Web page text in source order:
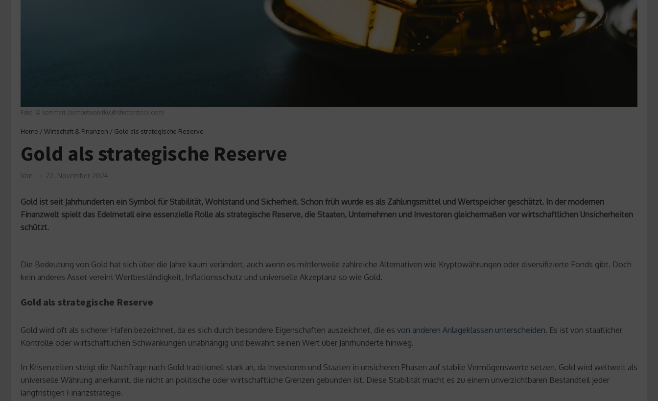
Foto: © sommart (sombutwanitkul@shutterstock.com)
Home / Wirtschaft & Finanzen / Gold als strategische Reserve
Gold als strategische Reserve
Von - 22. November 2024
Gold ist seit Jahrhunderten ein Symbol für Stabilität, Wohlstand und Sicherheit. Schon früh wurde es als Zahlungsmittel und Wertspeicher geschätzt. In der modernen
Finanzwelt spielt das Edelmetall eine essenzielle Rolle als strategische Reserve, die Staaten, Unternehmen und Investoren gleichermaßen vor wirtschaftlichen Unsicherheiten
schützt.
Die Bedeutung von Gold hat sich über die Jahre kaum verändert, auch wenn es mittlerweile zahlreiche Alternativen wie Kryptowährungen oder diversifizierte Fonds gibt. Doch
kein anderes Asset vereint Wertbeständigkeit, Inflationsschutz und universelle Akzeptanz so wie Gold.
Gold als strategische Reserve
Gold wird oft als sicherer Hafen bezeichnet, da es sich durch besondere Eigenschaften auszeichnet, die es von anderen Anlageklassen unterscheiden. Es ist von staatlicher
Kontrolle oder wirtschaftlichen Schwankungen unabhängig und bewahrt seinen Wert über Jahrhunderte hinweg.
In Krisenzeiten steigt die Nachfrage nach Gold traditionell stark an, da Investoren und Staaten in unsicheren Phasen auf stabile Vermögenswerte setzen. Gold wird weltweit als
universelle Währung anerkannt, die nicht an politische oder wirtschaftliche Grenzen gebunden ist. Diese Stabilität macht es zu einem unverzichtbaren Bestandteil jeder
langfristigen Finanzstrategie.